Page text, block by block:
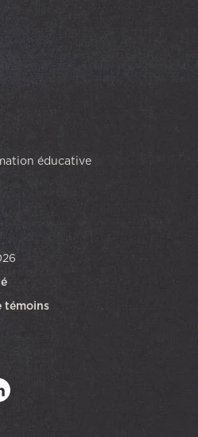
éducative
témoins